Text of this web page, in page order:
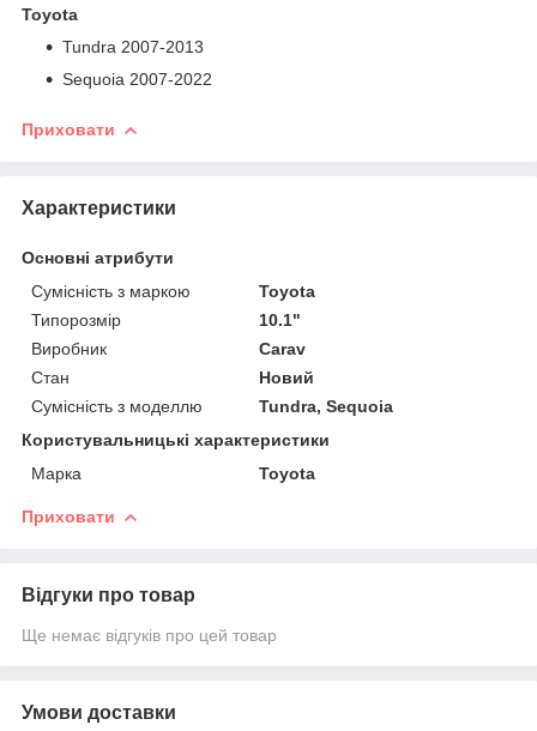
Toyota
Tundra 2007-2013
Sequoia 2007-2022
Приховати
Характеристики
Основні атрибути
Сумісність з маркою
Toyota
Типорозмір
10.1"
Виробник
Carav
Стан
Новий
Сумісність з моделлю
Tundra, Sequoia
Користувальницькі характеристики
Марка
Toyota
Приховати
Відгуки про товар
Ще немає відгуків про цей товар
Умови доставки